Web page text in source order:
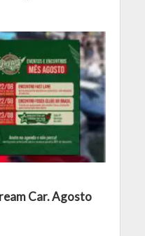
Car. Agosto